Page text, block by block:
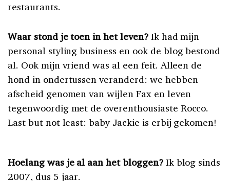
restaurants.
Waar stond je toen in het leven? Ik had mijn
personal styling business en ook de blog bestond
al. Ook mijn vriend was al een feit. Alleen de
hond in ondertussen veranderd: we hebben
afscheid genomen van wijlen Fax en leven
tegenwoordig met de overenthousiaste Rocco.
Last but not least: baby Jackie is erbij gekomen!
Hoelang was je al aan het bloggen? Ik blog sinds
2007, dus 5 jaar.